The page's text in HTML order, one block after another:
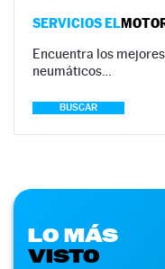
SERVICIOS EL
Encuentra los
neumáticos…
BUSCAR
LO MÁS
VISTO